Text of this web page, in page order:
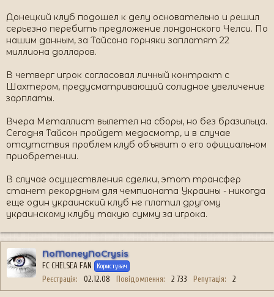
Донецкий клуб подошел к делу основательно и решил
серьезно перебить предложение лондонского Челси. По
нашим данным, за Тайсона горняки заплатят 22
миллиона долларов.
В четверг игрок согласовал личный контракт с
Шахтером, предусматривающий солидное увеличение
зарплаты.
Вчера Металлист вылетел на сборы, но без бразильца.
Сегодня Тайсон пройдет медосмотр, и в случае
отсутствия проблем клуб объявит о его официальном
приобретении.
В случае осуществления сделки, этот трансфер
станет рекордным для чемпионата Украины - никогда
еще один украинский клуб не платил другому
украинскому клубу такую сумму за игрока.
NoMoneyNoCrysis
FC CHELSEA FAN Користувач
Реєстрація 02.12.08 Повідомлення 2 733 Репутація 2